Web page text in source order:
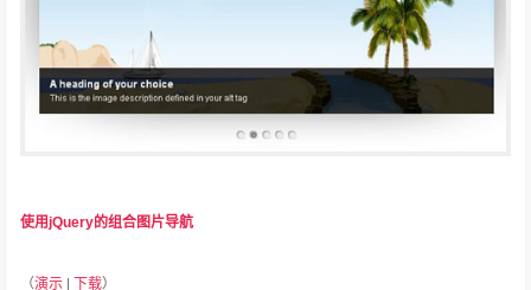
使用jQuery的组合图片导航
（演示 |下载）